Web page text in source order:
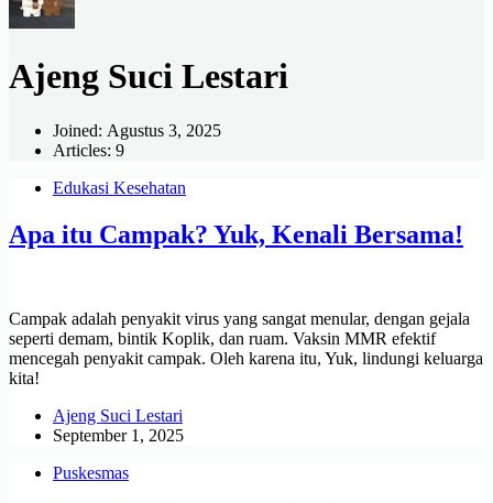
Ajeng Suci Lestari
Joined: Agustus 3, 2025
Articles: 9
Edukasi Kesehatan
Apa itu Campak? Yuk, Kenali Bersama!
Campak adalah penyakit virus yang sangat menular, dengan gejala
seperti demam, bintik Koplik, dan ruam. Vaksin MMR efektif
mencegah penyakit campak. Oleh karena itu, Yuk, lindungi keluarga
kita!
Ajeng Suci Lestari
September 1, 2025
Puskesmas